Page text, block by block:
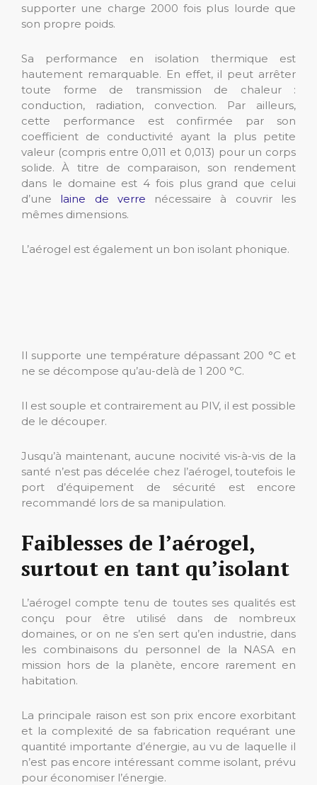
supporter une charge 2000 fois plus lourde que
son propre poids.
Sa performance en isolation thermique est
hautement remarquable. En effet, il peut arrêter
toute forme de transmission de chaleur :
conduction, radiation, convection. Par ailleurs,
cette performance est confirmée par son
coefficient de conductivité ayant la plus petite
valeur (compris entre 0,011 et 0,013) pour un corps
solide. À titre de comparaison, son rendement
dans le domaine est 4 fois plus grand que celui
d’une laine de verre nécessaire à couvrir les
mêmes dimensions.
L’aérogel est également un bon isolant phonique.
Il supporte une température dépassant 200 °C et
ne se décompose qu’au-delà de 1 200 °C.
Il est souple et contrairement au PIV, il est possible
de le découper.
Jusqu’à maintenant, aucune nocivité vis-à-vis de la
santé n’est pas décelée chez l’aérogel, toutefois le
port d’équipement de sécurité est encore
recommandé lors de sa manipulation.
Faiblesses de l’aérogel,
surtout en tant qu’isolant
L’aérogel compte tenu de toutes ses qualités est
conçu pour être utilisé dans de nombreux
domaines, or on ne s’en sert qu’en industrie, dans
les combinaisons du personnel de la NASA en
mission hors de la planète, encore rarement en
habitation.
La principale raison est son prix encore exorbitant
et la complexité de sa fabrication requérant une
quantité importante d’énergie, au vu de laquelle il
n’est pas encore intéressant comme isolant, prévu
pour économiser l’énergie.